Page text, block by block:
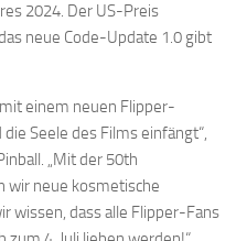
2024. Der US-Preis
neue Code-Update 1.0 gibt
mit einem neuen Flipper-
Seele des Films einfängt“,
„Mit der 50th
wir neue kosmetische
wissen, dass alle Flipper-Fans